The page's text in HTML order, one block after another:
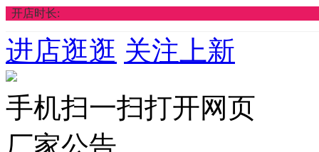
开店时长:
进店逛逛 关注上新
手机扫一扫打开网页